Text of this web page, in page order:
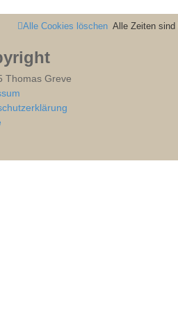
Alle Zeiten sind
Alle Cookies löschen
Thomas Greve